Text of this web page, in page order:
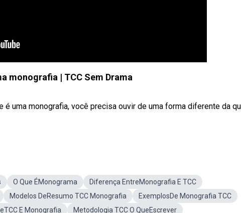
monografia | TCC Sem Drama
é uma monografia, você precisa ouvir de uma forma diferente da
O Que ÉMonograma
Diferença EntreMonografia E TCC
Modelos DeResumo TCC Monografia
ExemplosDe Monografia TCC
E Monografia
Metodologia TCC O QueEscrever